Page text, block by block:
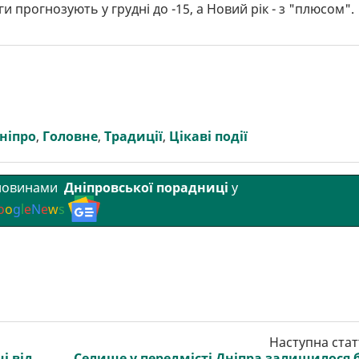
у грудні до -15, а Новий рік - з "плюсом".
, Головне, Традиції, Цікаві події
Дніпровської порадниці у
ogleNews
Наступна